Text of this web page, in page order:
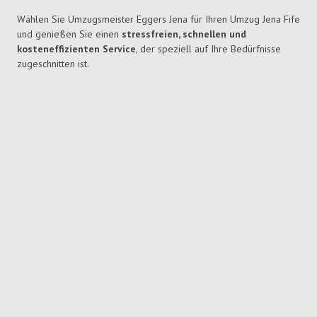
Wählen Sie Umzugsmeister Eggers Jena für Ihren Umzug Jena Fife
und genießen Sie einen stressfreien, schnellen und
kosteneffizienten Service, der speziell auf Ihre Bedürfnisse
zugeschnitten ist.